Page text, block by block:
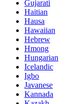
Gujarati
Haitian
Hausa
Hawaiian
Hebrew
Hmong
Hungarian
Icelandic
Igbo
Javanese
Kannada